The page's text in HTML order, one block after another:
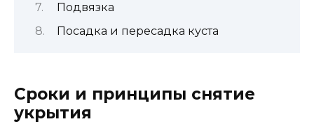
Подвязка
Посадка и пересадка куста
Сроки и принципы снятие
укрытия